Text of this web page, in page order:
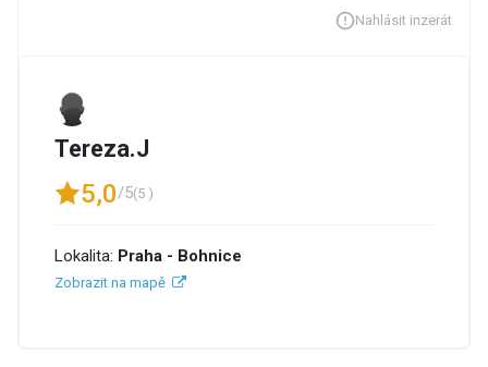
Nahlásit inzerát
Tereza.J
5,0/5(5 )
Lokalita: Praha - Bohnice
Zobrazit na mapě